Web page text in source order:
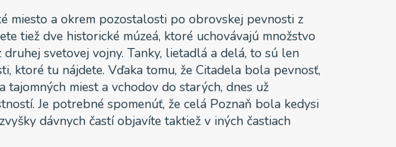
miesto a okrem pozostalosti po obrovskej pevnosti z
tiež dve historické múzeá, ktoré uchovávajú množstvo
svetovej vojny. Tanky, lietadlá a delá, to sú len
ktoré tu nájdete. Vďaka tomu, že Citadela bola pevnosť,
tajomných miest a vchodov do starých, dnes už
Je potrebné spomenúť, že celá Poznaň bola kedysi
dávnych častí objavíte taktiež v iných častiach